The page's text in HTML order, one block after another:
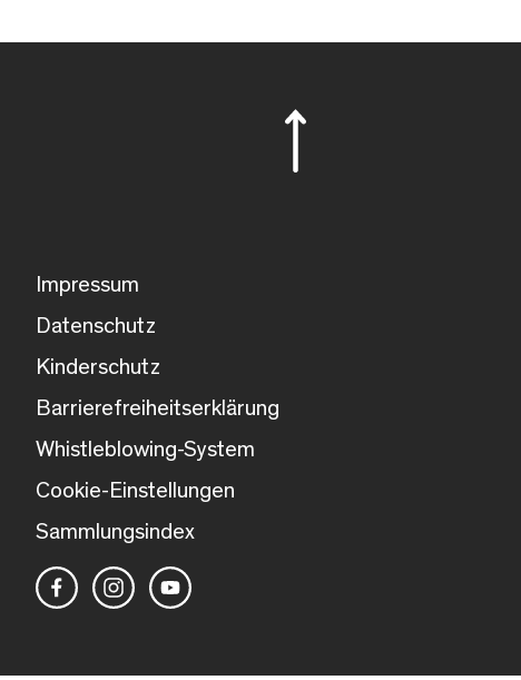
Impressum
Datenschutz
Kinderschutz
Barrierefreiheitserklärung
Whistleblowing-System
Cookie-Einstellungen
Sammlungsindex